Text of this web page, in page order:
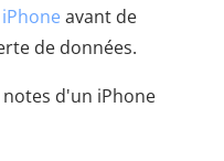
avant de
de données.
d'un iPhone